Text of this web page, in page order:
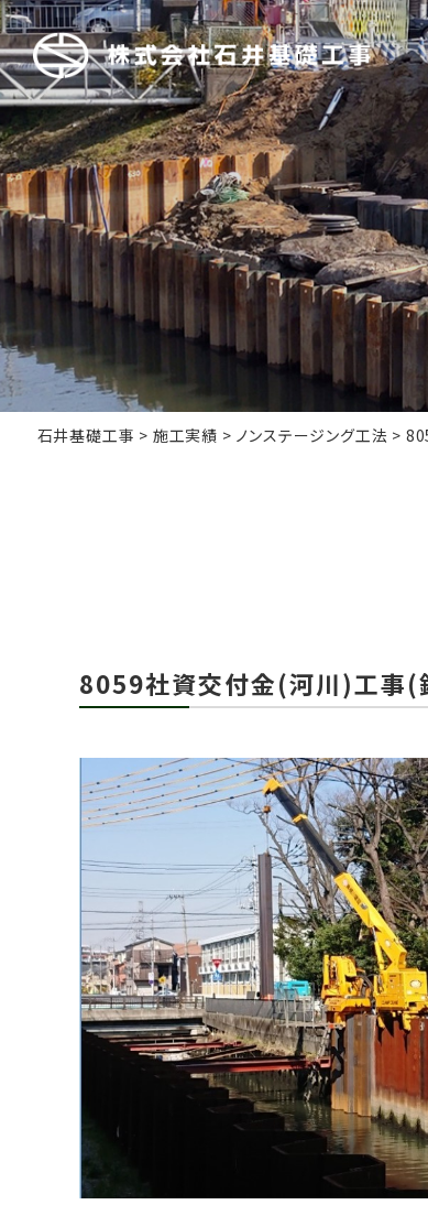
石井基礎工事 > 施工実績 > ノンステージング工法 >
8059社資交付金(河川)工事(